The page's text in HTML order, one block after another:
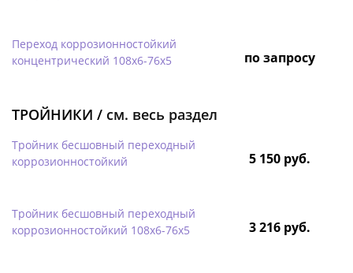
Переход коррозионностойкий
концентрический 108х6-76х5
по запросу
ТРОЙНИКИ / см. весь раздел
Тройник бесшовный переходный
коррозионностойкий
5 150 руб.
Тройник бесшовный переходный
коррозионностойкий 108х6-76х5
3 216 руб.